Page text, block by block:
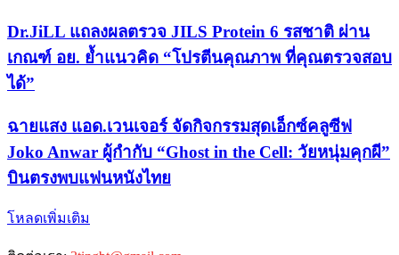
Dr.JiLL แถลงผลตรวจ JILS Protein 6 รสชาติ ผ่าน
เกณฑ์ อย. ย้ำแนวคิด “โปรตีนคุณภาพ ที่คุณตรวจสอบ
ได้”
ฉายแสง แอด.เวนเจอร์ จัดกิจกรรมสุดเอ็กซ์คลูซีฟ
Joko Anwar ผู้กำกับ “Ghost in the Cell: วัยหนุ่มคุกผี”
บินตรงพบแฟนหนังไทย
โหลดเพิ่มเติม